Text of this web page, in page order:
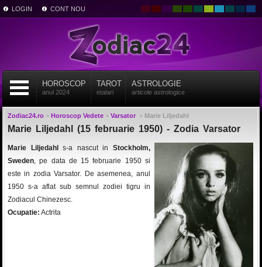
LOGIN CONT NOU
HOROSCOP
anul 2024
TAROT
etalari
ASTROLOGIE
articole astrologice
Zodiac24.ro> Horoscop Vedete> Varsator> Marie Liljedahl
Marie Liljedahl (15 februarie 1950) - Zodia Varsator
Marie Liljedahl s-a nascut in Stockholm,
Sweden, pe data de 15 februarie 1950 si
este in zodia Varsator. De asemenea, anul
1950 s-a aflat sub semnul zodiei tigru in
Zodiacul Chinezesc.
Ocupatie: Actrita